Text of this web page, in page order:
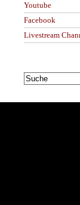
Youtube
Facebook
Livestream